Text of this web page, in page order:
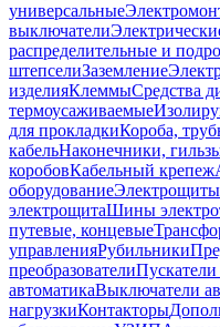
универсальные
выключатели
распределительные и
штепселиЗаземление
изделияКлеммыСредства
термоусаживаемые
для прокладкиКороба,
кабельНаконечники,
коробовКабельный крепеж
оборудованиеЭлектрощиты
электрощитаШины
путевые, концевые
управленияРубильники
преобразователи
автоматикаВыключатели
нагрузкиКонтакторы